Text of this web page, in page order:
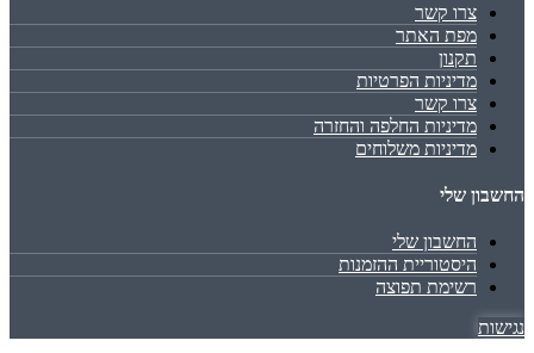
צרו קשר
מפת האתר
תקנון
מדיניות הפרטיות
צרו קשר
מדיניות החלפה והחזרה
מדיניות משלוחים
החשבון שלי
החשבון שלי
היסטוריית ההזמנות
רשימת תפוצה
נגישות